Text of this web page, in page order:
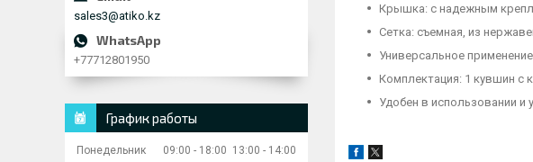
Крышка: с надежным
Сетка: съемная, из
Универсальное
Комплектация: 1 кувшин с
Удобен в использовании и
sales3@atiko.kz
+77712801950
График работы
Понедельник 09:00 18:00 13:00
14:00